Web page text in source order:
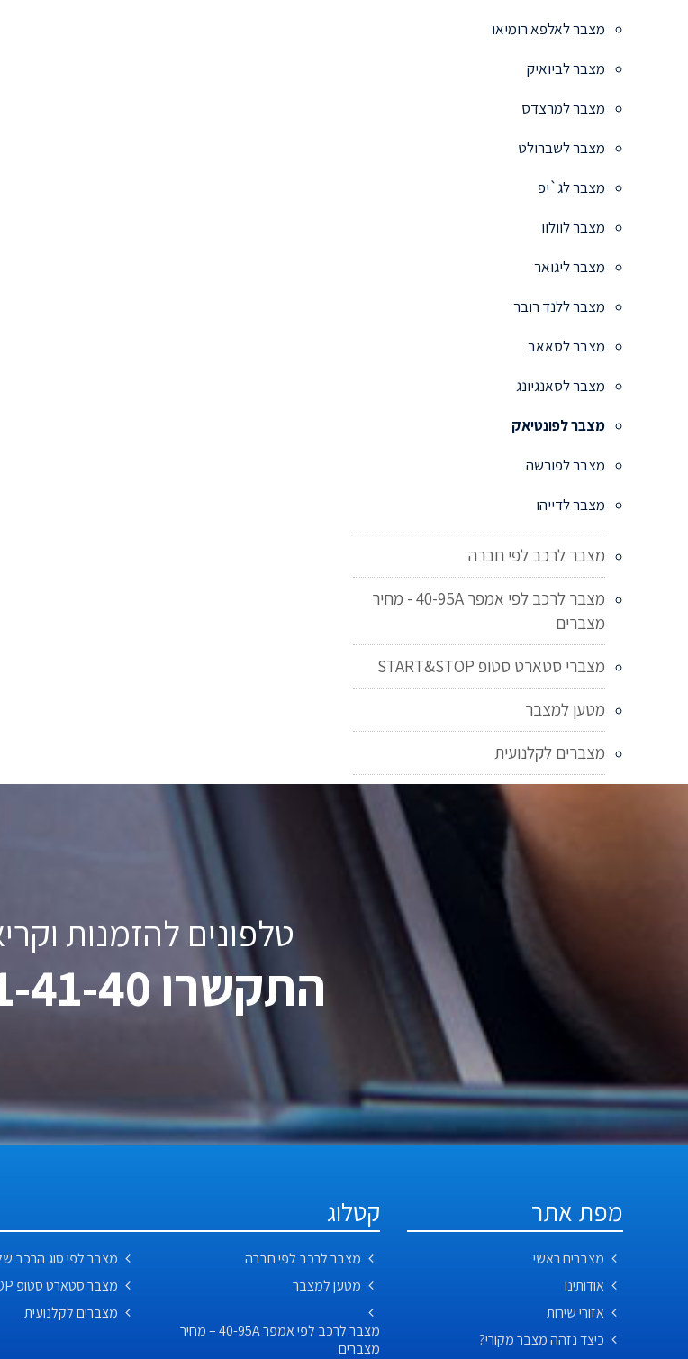
מצבר לאלפא רומיאו
מצבר לביואיק
מצבר למרצדס
מצבר לשברולט
מצבר לג`יפ
מצבר לוולוו
מצבר ליגואר
מצבר ללנד רובר
מצבר לסאאב
מצבר לסאנגיונג
מצבר לפונטיאק
מצבר לפורשה
מצבר לדייהו
מצבר לרכב לפי חברה
מצבר לרכב לפי אמפר 40-95A - מחיר
מצברים
מצברי סטארט סטופ START&STOP
מטען למצבר
מצברים לקלנועית
טלפונים להזמנות
התקשרו 074-771-41-40
מפת אתר
מצברים ראשי
אודותינו
אזורי שירות
כיצד נזהה מצבר מקורי?
קטלוג
מצבר לרכב לפי חברה
מצבר לפי סוג הרכב
מטען למצבר
מצבר סטארט סטופ START&STOP
מצבר לרכב לפי אמפר 40-95A – מחיר
מצברים
מצברים לקלנועית